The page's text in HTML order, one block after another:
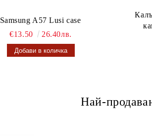
Samsung A57 Lusi case
€13.50
26.40лв.
Най-